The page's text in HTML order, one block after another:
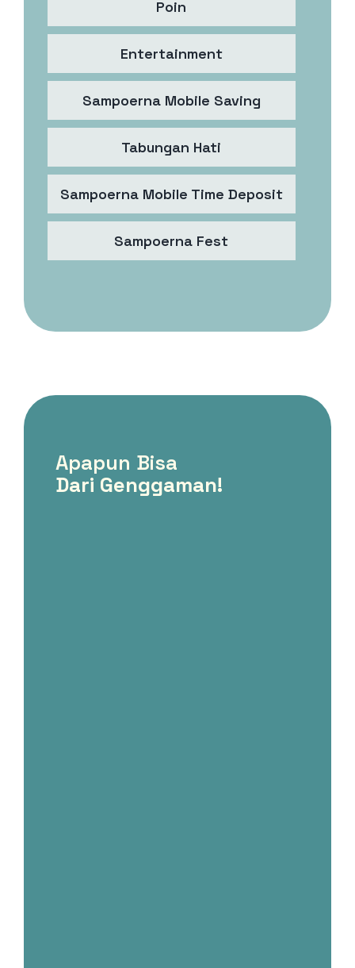
Poin
Entertainment
Sampoerna Mobile Saving
Tabungan Hati
Sampoerna Mobile Time Deposit
Sampoerna Fest
Apapun Bisa
Dari Genggaman!